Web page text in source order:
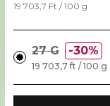
19 703,7 Ft / 100 g
27 G 30%
19 703,7 ft / 100 g